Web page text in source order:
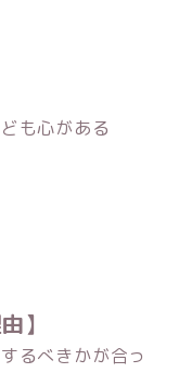
も心がある
】
るべきかが合っ